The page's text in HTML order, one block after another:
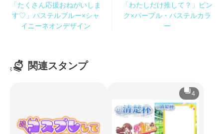
「たくさん応援おねがいしま
す♡」パステルブルー×シャ
イニーネオンデザイン
「わたしだけ推して？」ピン
ク×パープル・パステルカラ
ー
関連スタンプ
4